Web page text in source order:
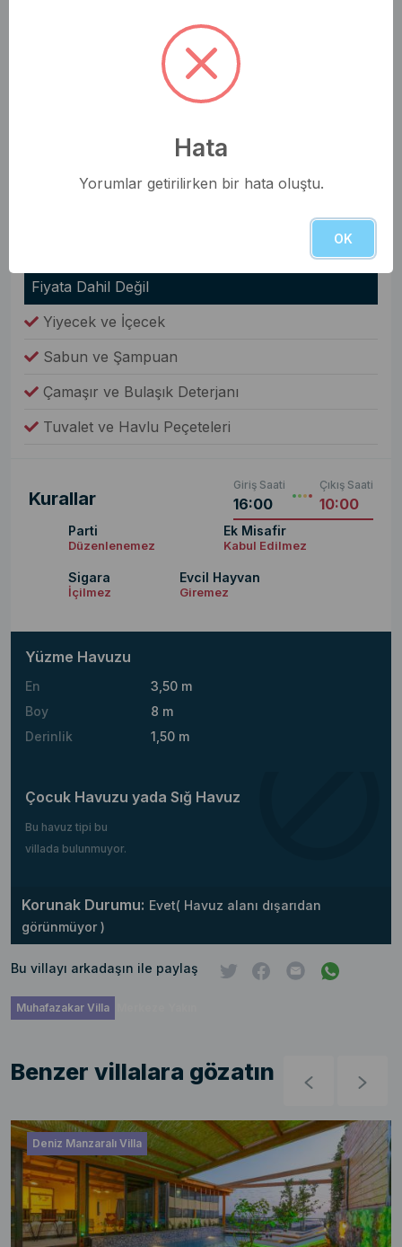
Ütü & Ütü Masası
Fiyata Dahil Değil
Yiyecek ve İçecek
Sabun ve Şampuan
Çamaşır ve Bulaşık Deterjanı
Tuvalet ve Havlu Peçeteleri
Kurallar
Giriş Saati
16:00
Çıkış Saati
10:00
Parti
Düzenlenemez
Ek Misafir
Kabul Edilmez
Sigara
İçilmez
Evcil Hayvan
Giremez
Yüzme Havuzu
En
3,50 m
Boy
8 m
Derinlik
1,50 m
Çocuk Havuzu yada Sığ Havuz
Bu havuz tipi bu
villada bulunmuyor.
Korunak Durumu: Evet( Havuz alanı dışarıdan
görünmüyor )
Bu villayı arkadaşın ile paylaş
Muhafazakar Villa
Benzer villalara gözatın
Deniz Manzaralı Villa
Hata
Yorumlar getirilirken bir hata oluştu.
OK